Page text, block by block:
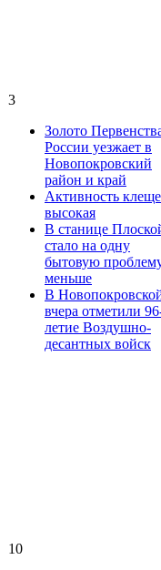
3
Золото
России уезжает в
Новопокровский
район и край
Активность
высокая
В станице
стало на одну
бытовую
меньше
В
вчера отметили
летие Воздушно-
десантных войск
10